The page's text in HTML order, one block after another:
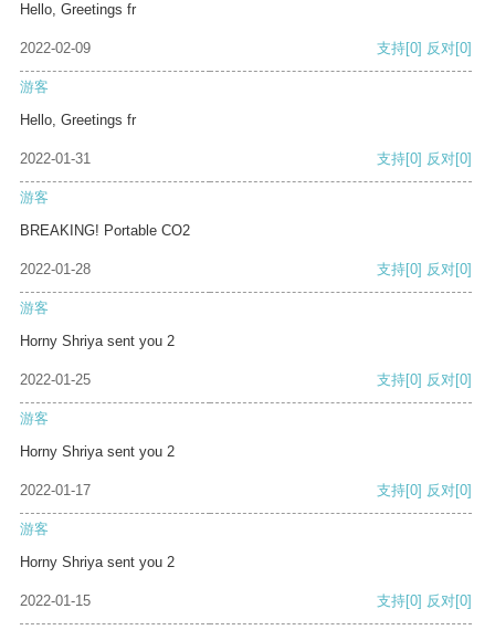
Hello, Greetings fr
2022-02-09 支持[0] 反对[0]
游客
Hello, Greetings fr
2022-01-31 支持[0] 反对[0]
游客
BREAKING! Portable CO2
2022-01-28 支持[0] 反对[0]
游客
Horny Shriya sent you 2
2022-01-25 支持[0] 反对[0]
游客
Horny Shriya sent you 2
2022-01-17 支持[0] 反对[0]
游客
Horny Shriya sent you 2
2022-01-15 支持[0] 反对[0]